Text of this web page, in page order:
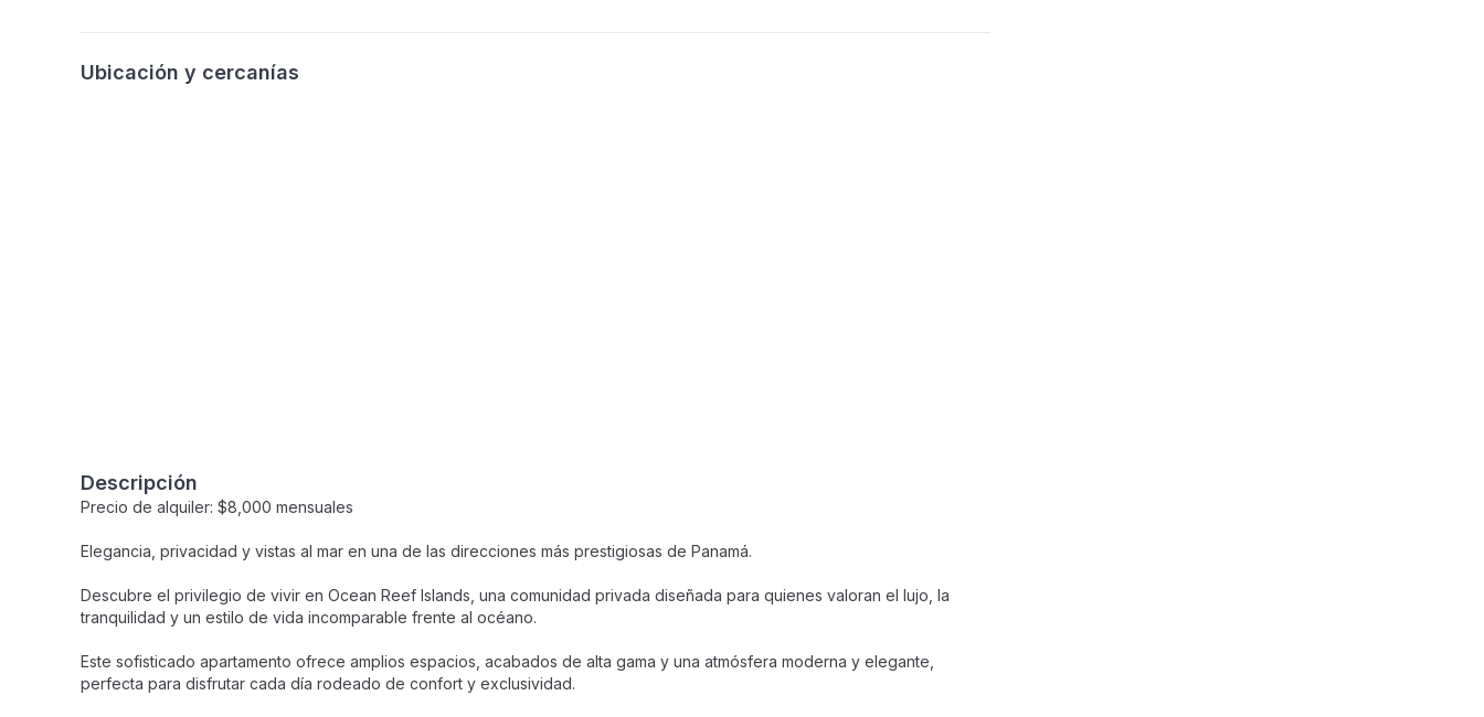
Ubicación y cercanías
Descripción
Precio de alquiler: $8,000 mensuales
Elegancia, privacidad y vistas al mar en una de las direcciones más prestigiosas de Panamá.
Descubre el privilegio de vivir en Ocean Reef Islands, una comunidad privada diseñada para quienes valoran el lujo, la
tranquilidad y un estilo de vida incomparable frente al océano.
Este sofisticado apartamento ofrece amplios espacios, acabados de alta gama y una atmósfera moderna y elegante,
perfecta para disfrutar cada día rodeado de confort y exclusividad.